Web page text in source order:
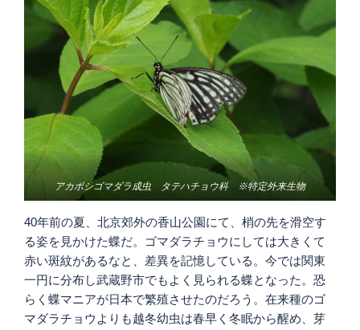
アカボシゴマダラ成虫 タテハチョウ科 ※特定外来生物
40年前の夏、北京郊外の香山公園にて、梢の先を滑空す
る姿を見かけた蝶だ。ゴマダラチョウにしては大きくて
赤い斑紋があるなと、差異を記憶している。今では関東
一円に分布し武蔵野市でもよく見られる蝶となった。恐
らく蝶マニアが日本で繁殖させたのだろう。在来種のゴ
マダラチョウよりも越冬幼虫は春早く冬眠から醒め、芽